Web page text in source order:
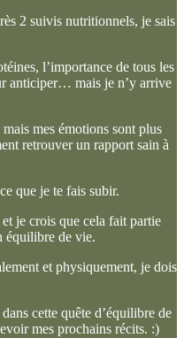
2 suivis nutritionnels, je sais
l’importance de tous les
anticiper… mais je n’y arrive
mes émotions sont plus
retrouver un rapport sain à
que je te fais subir.
et je crois que cela fait partie
équilibre de vie.
et physiquement, je dois
cette quête d’équilibre de
mes prochains récits. :)